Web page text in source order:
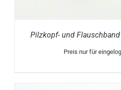
Pilzkopf- und
Preis nur für